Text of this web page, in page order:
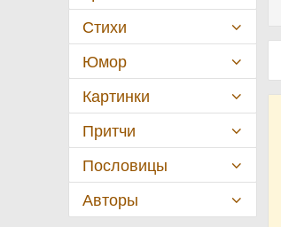
Стихи
Юмор
Картинки
Притчи
Пословицы
Авторы